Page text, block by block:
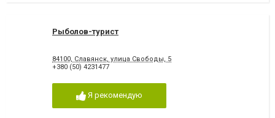
Рыболов-турист
84100, Славянск, улица Свободы, 5
+380 (50) 4231477
Я рекомендую